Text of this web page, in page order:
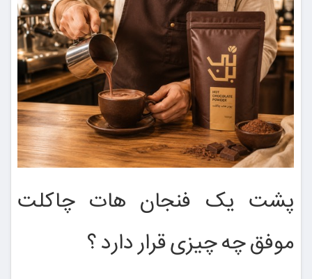
پشت یک فنجان هات چاکلت
موفق چه چیزی قرار دارد ؟